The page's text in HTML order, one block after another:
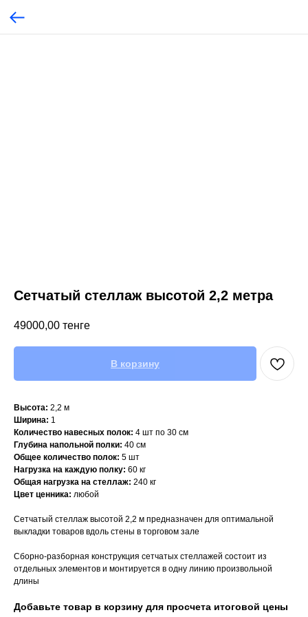
Сетчатый стеллаж высотой 2,2 метра
49000,00 тенге
В корзину
Высота: 2,2 м
Ширина: 1
Количество навесных полок: 4 шт по 30 см
Глубина напольной полки: 40 см
Общее количество полок: 5 шт
Нагрузка на каждую полку: 60 кг
Общая нагрузка на стеллаж: 240 кг
Цвет ценника: любой
Сетчатый стеллаж высотой 2,2 м предназначен для оптимальной
выкладки товаров вдоль стены в торговом зале
Сборно-разборная конструкция сетчатых стеллажей состоит из
отдельных элементов и монтируется в одну линию произвольной
длины
Добавьте товар в корзину для просчета итоговой цены